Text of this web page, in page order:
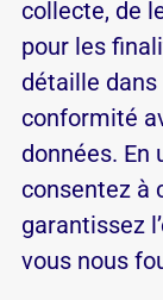
collecte, de
pour les
détaille
conformité
données.
consentez à
garantissez
vous nous